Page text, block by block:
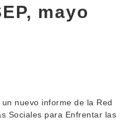
mayo
nuevo informe de la Red
Sociales para Enfrentar las